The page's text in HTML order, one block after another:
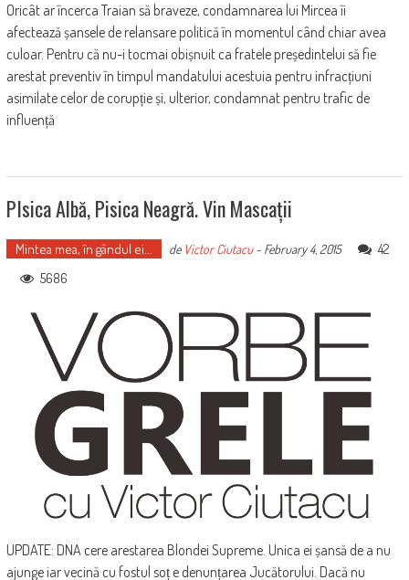
Oricât ar încerca Traian să braveze, condamnarea lui Mircea îi
afectează șansele de relansare politică în momentul când chiar avea
culoar. Pentru că nu-i tocmai obișnuit ca fratele președintelui să fie
arestat preventiv în timpul mandatului acestuia pentru infracțiuni
asimilate celor de corupție și, ulterior, condamnat pentru trafic de
influență
PIsica Albă, Pisica Neagră. Vin Mascații
Mintea mea, în gândul ei... de Victor Ciutacu- February 4, 2015
42
5686
UPDATE: DNA cere arestarea Blondei Supreme. Unica ei șansă de a nu
ajunge iar vecină cu fostul soț e denunțarea Jucătorului. Dacă nu